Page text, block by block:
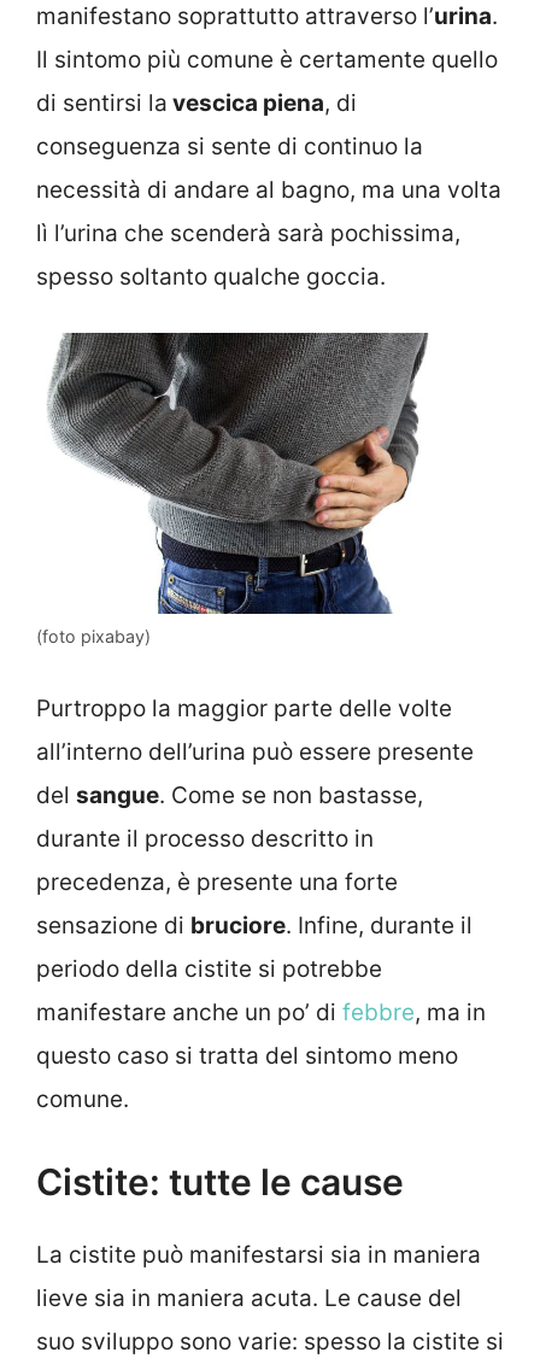
manifestano soprattutto attraverso l’urina.
Il sintomo più comune è certamente quello
di sentirsi la vescica piena, di
conseguenza si sente di continuo la
necessità di andare al bagno, ma una volta
lì l’urina che scenderà sarà pochissima,
spesso soltanto qualche goccia.
(foto pixabay)
Purtroppo la maggior parte delle volte
all’interno dell’urina può essere presente
del sangue. Come se non bastasse,
durante il processo descritto in
precedenza, è presente una forte
sensazione di bruciore. Infine, durante il
periodo della cistite si potrebbe
manifestare anche un po’ di febbre, ma in
questo caso si tratta del sintomo meno
comune.
Cistite: tutte le cause
La cistite può manifestarsi sia in maniera
lieve sia in maniera acuta. Le cause del
suo sviluppo sono varie: spesso la cistite si